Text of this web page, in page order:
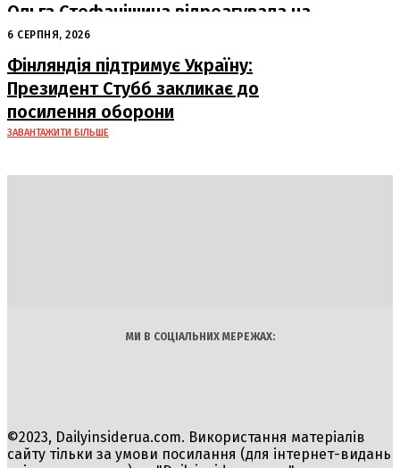
Ольга Стефанішина відреагувала на
підозри від НАБУ та САП
6 СЕРПНЯ, 2026
Фінляндія підтримує Україну:
Президент Стубб закликає до
посилення оборони
ЗАВАНТАЖИТИ БІЛЬШЕ
МИ В СОЦІАЛЬНИХ МЕРЕЖАХ:
©2023, Dailyinsiderua.com. Використання матеріалів
сайту тільки за умови посилання (для інтернет-видань